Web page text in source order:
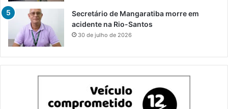
Secretário de Mangaratiba morre em
acidente na Rio-Santos
30 de julho de 2026